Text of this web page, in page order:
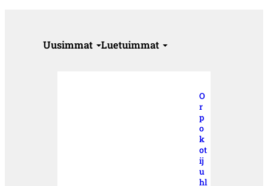
Uusimmat Luetuimmat
O
r
p
o
k
ot
ij
u
hl